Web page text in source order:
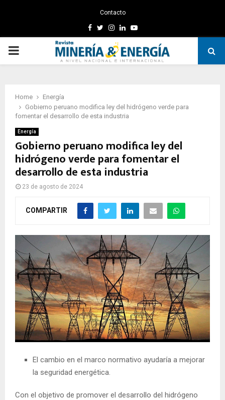
Contacto
Facebook
TwitterInstagram
LinkedinYoutube
PRIMARY
Home
Energía
Gobierno peruano modifica ley del hidrógeno verde para
fomentar el desarrollo de esta industria
Energía
Gobierno peruano modifica ley del
hidrógeno verde para fomentar el
desarrollo de esta industria
23 de agosto de 2024
COMPARTIR
El cambio en el marco normativo ayudaría a mejorar
la seguridad energética.
Con el objetivo de promover el desarrollo del hidrógeno